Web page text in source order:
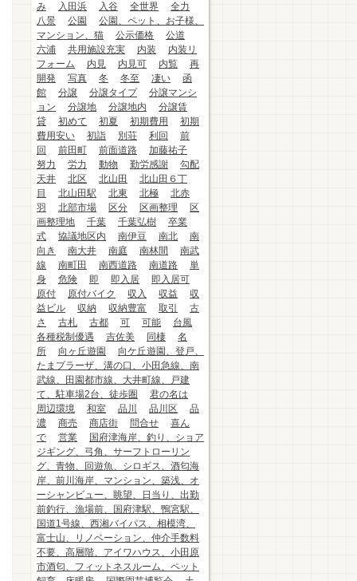
み
入田浜 入谷 全世界
全力
八景
公園
公園、ペット、お子様、
マンション、猫
公示価格
公道
六浦
共用施設充実 内装
内装リ
フォーム
内見 内見可 内覧
再
開発
写真 冬 冬至 凄い
函
館
分譲 分譲タイプ
分譲マンシ
ョン
分譲地 分譲地内
分譲賃
貸
初めて 初夏 初期費用
初期
費用安い
初詣 別荘 利回
前
回
前田町 前面道路
加藤祐子
努力
労力 動物 勤労感謝
勾配
天井
北区 北山田
北山田６丁
目
北山田駅 北東 北極
北赤
羽
北部市場 区分 区画整理
区
画整理地
千葉 千葉弘樹
卒業
式
協議地区内 南伊豆 南北
南
向き
南大井 南庭 南林間
南武
線
南町田 南西道路 南道路
単
身
危険 即 即入居
即入居可
原付
原付バイク 収入 収益
収
益ビル
収納 収納豊富 取引
古
さ
古札 古都 可 可能
台風
各種税制優遇
吉佐美 同棲
名
所
向ヶ丘遊園
向ケ丘遊園、登戸、
たまプラーザ、溝の口、小田急線、南
武線、田園都市線、大井町線、戸建
て、駐車場2台、徒歩圏
君の名は
周辺環境
和室 品川 品川区
品
濃
商売 商店街 問合せ
喜ん
で
営業
国府津海岸、釣り、ショア
ジギング、弓角、サーフトローリン
グ、青物、回遊魚、シロギス、酒匂海
岸、前川海岸、マンション、築浅、オ
ーシャンビュー、眺望、日当り、出勤
前釣行、漁場前、国府津駅、鴨宮駅、
国道1号線、西湘バイパス、相模湾、
富士山、リノベーション、仲介手数料
不要、高層階、アイワハウス、小田原
市酒匂、フィットネスルーム、ペット